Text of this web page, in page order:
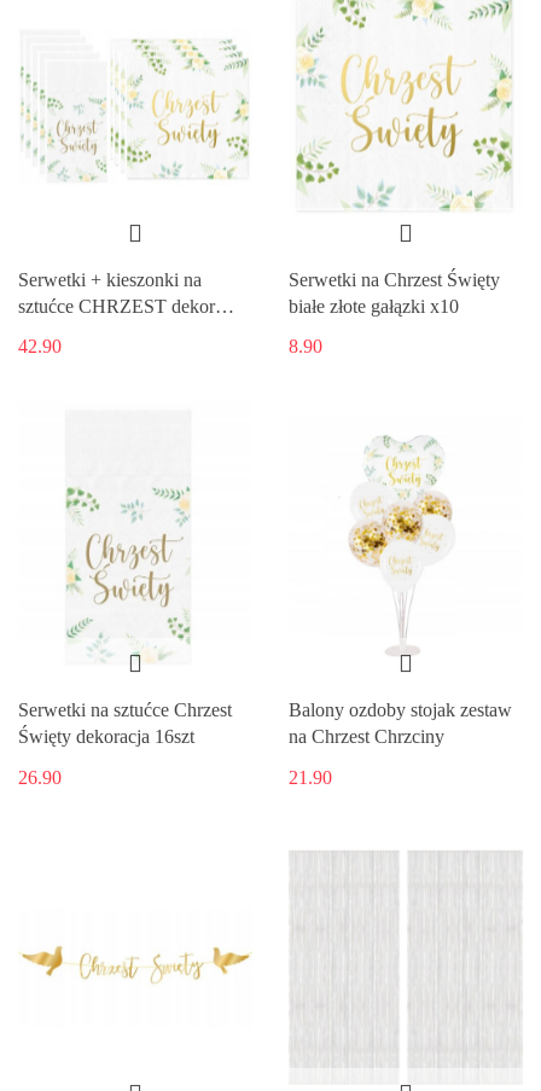
Serwetki + kieszonki na
sztućce CHRZEST dekor
42.90
Serwetki na Chrzest Święty
białe złote gałązki x10
8.90
Serwetki na sztućce Chrzest
Święty dekoracja 16szt
26.90
Balony ozdoby stojak zestaw
na Chrzest Chrzciny
21.90